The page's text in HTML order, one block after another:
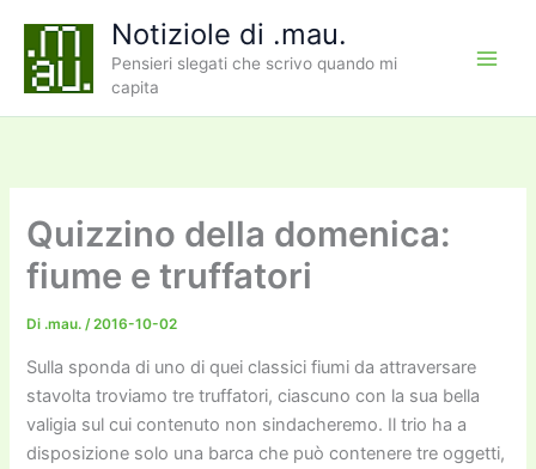
contenuto
Notiziole di .mau.
Pensieri slegati che scrivo quando mi
capita
Quizzino della domenica:
fiume e truffatori
Di .mau./2016-10-02
Sulla sponda di uno di quei classici fiumi da attraversare
stavolta troviamo tre truffatori, ciascuno con la sua bella
valigia sul cui contenuto non sindacheremo. Il trio ha a
disposizione solo una barca che può contenere tre oggetti,